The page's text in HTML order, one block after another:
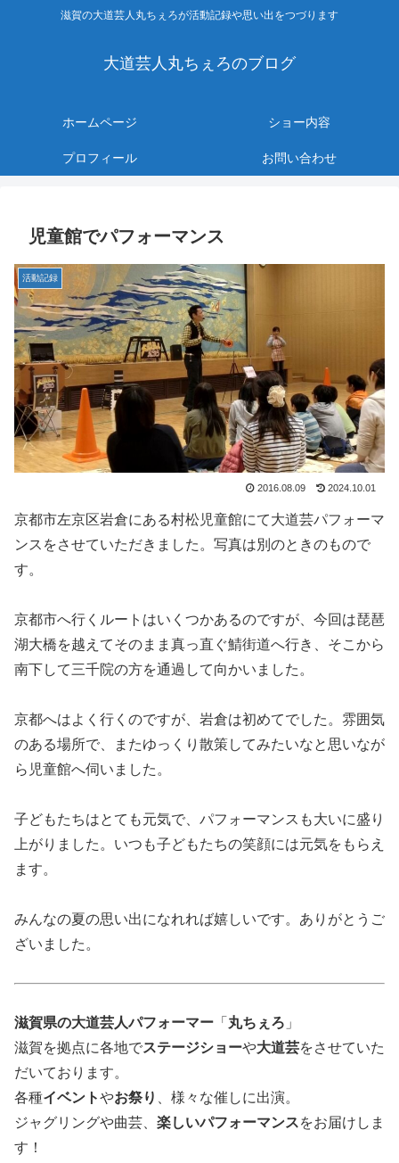
滋賀の大道芸人丸ちぇろが活動記録や思い出をつづります
大道芸人丸ちぇろのブログ
ホームページ ショー内容
プロフィール お問い合わせ
児童館でパフォーマンス
活動記録
2016.08.09 2024.10.01
京都市左京区岩倉にある村松児童館にて大道芸パフォーマ
ンスをさせていただきました。写真は別のときのもので
す。
京都市へ行くルートはいくつかあるのですが、今回は琵琶
湖大橋を越えてそのまま真っ直ぐ鯖街道へ行き、そこから
南下して三千院の方を通過して向かいました。
京都へはよく行くのですが、岩倉は初めてでした。雰囲気
のある場所で、またゆっくり散策してみたいなと思いなが
ら児童館へ伺いました。
子どもたちはとても元気で、パフォーマンスも大いに盛り
上がりました。いつも子どもたちの笑顔には元気をもらえ
ます。
みんなの夏の思い出になれれば嬉しいです。ありがとうご
ざいました。
滋賀県の大道芸人パフォーマー 「 丸ちぇろ 」
滋賀を拠点に各地でステージショーや大道芸をさせていた
だいております。
各種イベントやお祭り
、様々な催しに出演。
ジャグリングや曲芸、 楽しいパフォーマンスをお届けしま
す！